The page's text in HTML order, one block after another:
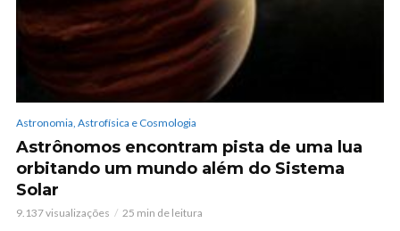
Astronomia, Astrofísica e Cosmologia
Astrônomos encontram pista de uma lua
orbitando um mundo além do Sistema
Solar
9.137 visualizações 25 min de leitura